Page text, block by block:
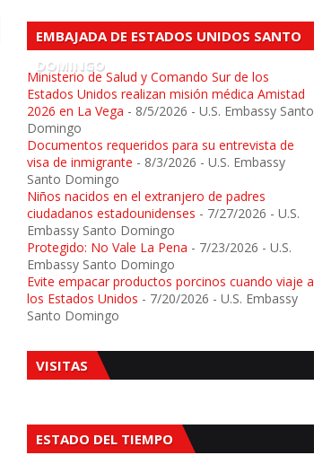
EMBAJADA DE ESTADOS UNIDOS SANTO
DOMINGO
Ministerio de Salud y Comando Sur de los
Estados Unidos realizan misión médica Amistad
2026 en La Vega - 8/5/2026 - U.S. Embassy Santo
Domingo
Documentos requeridos para su entrevista de
visa de inmigrante - 8/3/2026 - U.S. Embassy
Santo Domingo
Niños nacidos en el extranjero de padres
ciudadanos estadounidenses - 7/27/2026 - U.S.
Embassy Santo Domingo
Protegido: No Vale La Pena - 7/23/2026 - U.S.
Embassy Santo Domingo
Evite empacar productos porcinos cuando viaje a
los Estados Unidos - 7/20/2026 - U.S. Embassy
Santo Domingo
VISITAS
ESTADO DEL TIEMPO